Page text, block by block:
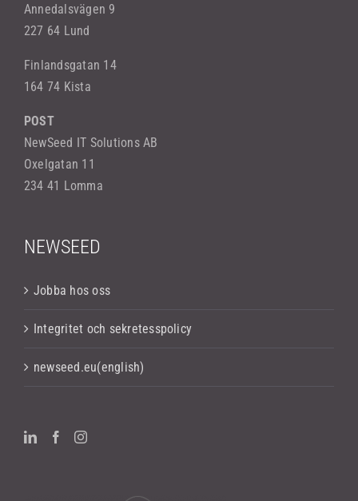
Annedalsvägen 9
227 64 Lund
Finlandsgatan 14
164 74 Kista
POST
NewSeed IT Solutions AB
Oxelgatan 11
234 41 Lomma
NEWSEED
Jobba hos oss
Integritet och sekretesspolicy
newseed.eu(english)